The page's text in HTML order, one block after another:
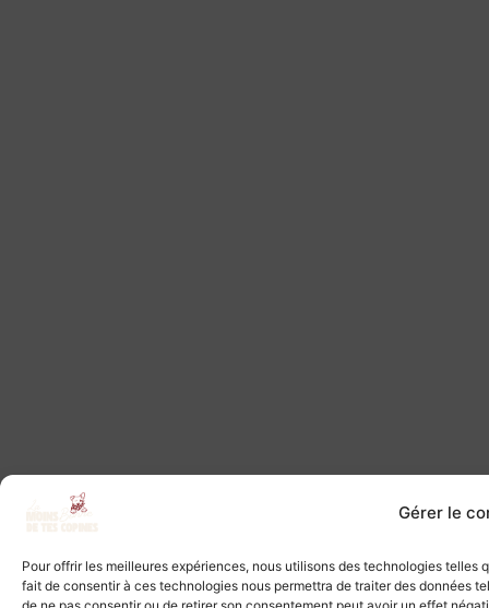
Gérer le
Pour offrir les meilleures expériences, nous utilisons des technologies
fait de consentir à ces technologies nous permettra de traiter des données